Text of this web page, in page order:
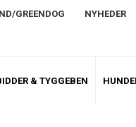
GREENDOG NYHEDER
& TYGGEBEN